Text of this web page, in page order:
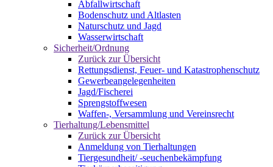
Abfallwirtschaft
Bodenschutz und Altlasten
Naturschutz und Jagd
Wasserwirtschaft
Sicherheit/Ordnung
Zurück zur Übersicht
Rettungsdienst, Feuer- und Katastrophenschutz
Gewerbeangelegenheiten
Jagd/Fischerei
Sprengstoffwesen
Waffen-, Versammlung und Vereinsrecht
Tierhaltung/Lebensmittel
Zurück zur Übersicht
Anmeldung von Tierhaltungen
Tiergesundheit/ -seuchenbekämpfung